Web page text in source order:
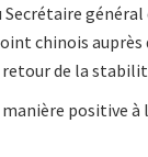
général
chinois auprès
de la
positive à